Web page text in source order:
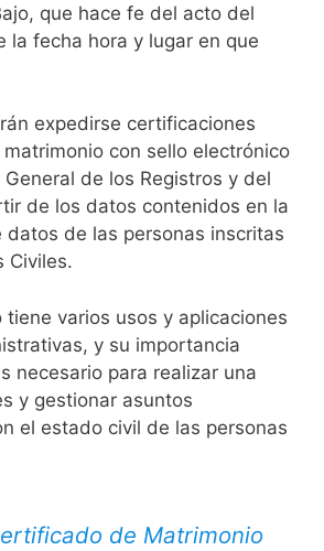
que hace fe del acto del
la fecha hora y lugar en que
expedirse certificaciones
con sello electrónico
de los Registros y del
de los datos contenidos en la
datos de las personas inscritas
Civiles.
varios usos y aplicaciones
y su importancia
necesario para realizar una
y gestionar asuntos
el estado civil de las personas
de Matrimonio